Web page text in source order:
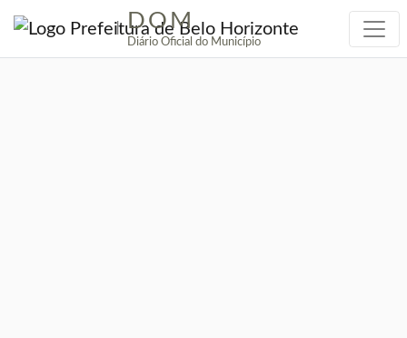
| DOM
Diário Oficial do Município